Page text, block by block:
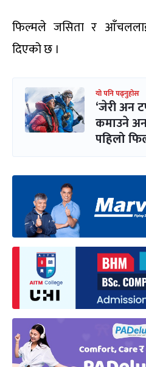
फिल्मले जसिता र
दिएको छ ।
यो पनि पढ्नुहोस
‘जेरी अन
कमाउने
पहिलो